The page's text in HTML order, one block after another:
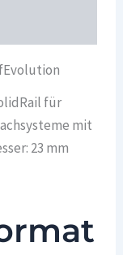
für
mit
23 mm